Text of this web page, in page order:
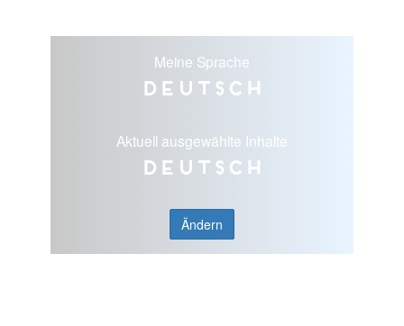
Meine Sprache
Deutsch
Aktuell ausgewählte Inhalte
Deutsch
Ändern